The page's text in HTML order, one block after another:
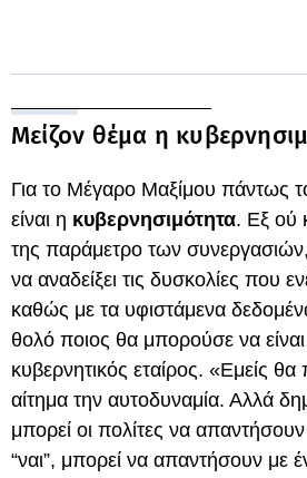
Μείζον θέμα η
Για το Μέγαρο Μαξίμου πάντως
είναι η κυβερνησιμότητα. Εξ ού
της παράμετρο των
να αναδείξει τις δυσκολίες που
καθώς με τα υφιστάμενα
θολό ποιος θα μπορούσε να είναι
κυβερνητικός εταίρος. «Εμείς
αίτημα την αυτοδυναμία. Αλλά
μπορεί οι πολίτες να
“ναι”, μπορεί να απαντήσουν με